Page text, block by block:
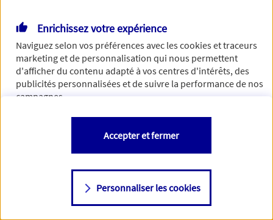
Enrichissez votre expérience
Naviguez selon vos préférences avec lescookies et traceurs
marketing et de personnalisation qui nous permettent
d'afficher du contenu adapté à vos centres d'intérêts, des
publicités personnalisées et de suivre la performance de nos
campagnes.
Vous êtes libre de les accepter, de les refuser comme de
changer d'avis à tout moment en allant sur
Consulter notre politique decookies
Personnaliser les cookies
Accepter et fermer